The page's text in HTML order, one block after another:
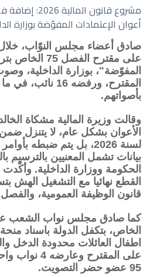
مشروع قانون
أعوان الإعتمادات المفوّضة بوزارة
صادق أعضاء مجلس النوّاب، خلال
على مقترح
بأصواتهم.
وقالت وزيرة المالية مشكاة
الأعوان بشكل عام، لا يتنزل
لسنة 2026، بل يتم ضبطه
بيانات تشمل المعنيين بالترسيم
الحكومة ووزارة الداخلية.
القطع نهائيا مع التشغيل الهش
قانون الوظيفة العمومية، والفصل 108 لسنة 1983.
95 عضو حضر التصويت.